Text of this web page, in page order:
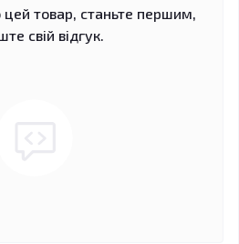
цей товар, станьте першим,
свій відгук.